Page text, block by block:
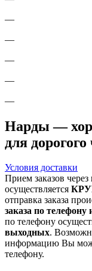
—
—
—
—
—
Нарды —
для дорогого
Условия доставки
Прием заказов через
осуществляется
отправка заказа
заказа по телефону
по телефону
выходных.
информацию Вы
телефону.